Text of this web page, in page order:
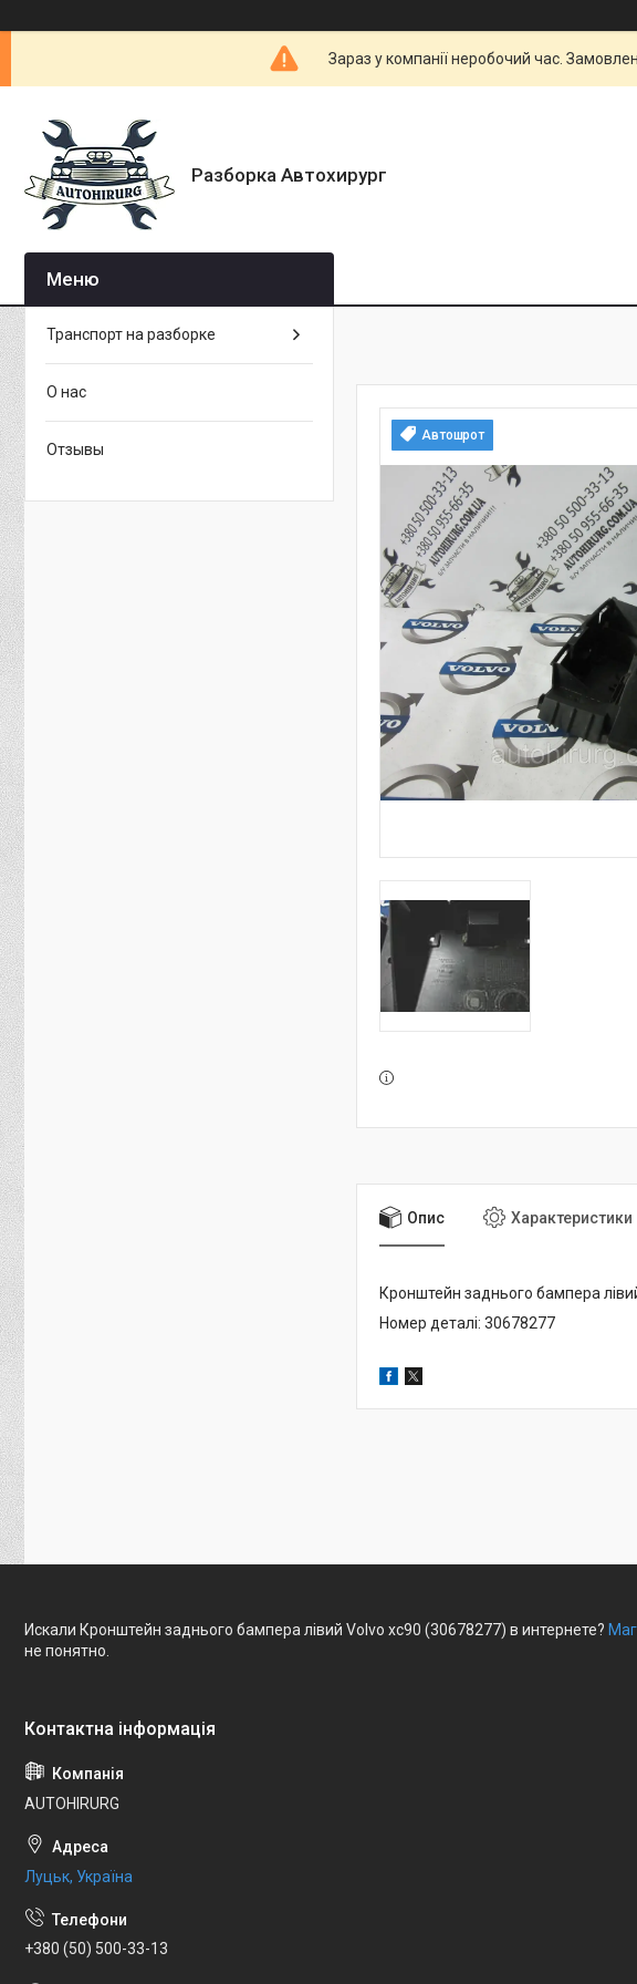
Зараз у компанії неробочий час.
Разборка Автохирург
Автошрот
Опис Характеристики
Кронштейн заднього бампера
Номер деталі: 30678277
Транспорт на разборке
О нас
Отзывы
Искали Кронштейн заднього бампера лівий Volvo xc90 (30678277) в интернете?
не понятно.
AUTOHIRURG
Луцьк, Україна
+380 (50) 500-33-13